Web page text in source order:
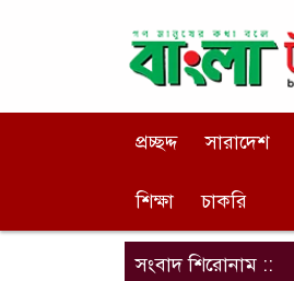
প্রচ্ছদ্দ সারাদেশ
শিক্ষা চাকরি
সংবাদ শিরোনাম ::